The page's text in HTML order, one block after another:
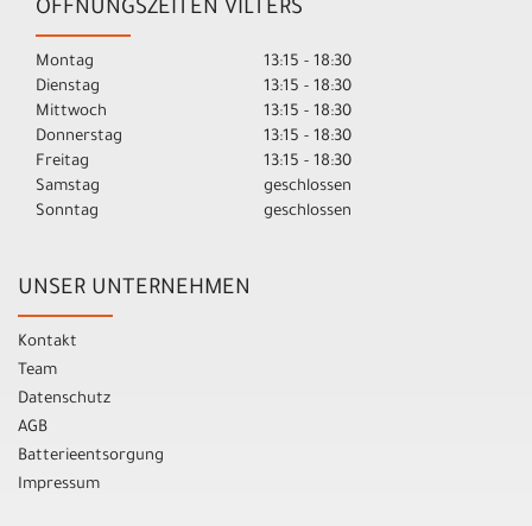
ÖFFNUNGSZEITEN VILTERS
Montag
13:15 - 18:30
Dienstag
13:15 - 18:30
Mittwoch
13:15 - 18:30
Donnerstag
13:15 - 18:30
Freitag
13:15 - 18:30
Samstag
geschlossen
Sonntag
geschlossen
UNSER UNTERNEHMEN
Kontakt
Team
Datenschutz
AGB
Batterieentsorgung
Impressum